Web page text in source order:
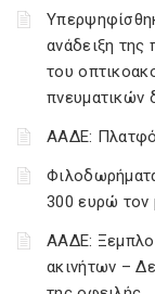
ανάδειξη της
του
πνευματικών
ΑΑΔΕ:
300 ευρώ τον
ΑΑΔΕ:
ακινήτων –